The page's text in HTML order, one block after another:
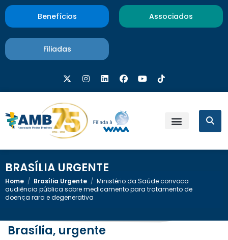
Benefícios Associados
Filiadas
BRASÍLIA URGENTE
Home / Brasília Urgente / Ministério da Saúde convoca
audiência pública sobre medicamento para tratamento de
doença rara e degenerativa
Brasília, urgente